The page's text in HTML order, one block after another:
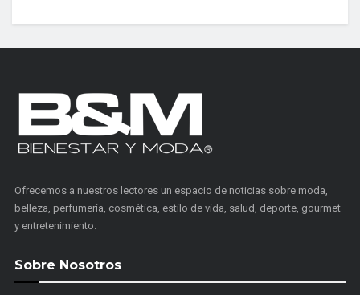
Ofrecemos a nuestros lectores un espacio de noticias sobre moda,
belleza, perfumería, cosmética, estilo de vida, salud, deporte, gourmet
y entretenimiento.
Sobre Nosotros